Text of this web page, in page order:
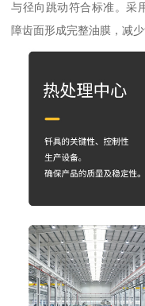
与径向跳动符合标准。采
障齿面形成完整油膜，减